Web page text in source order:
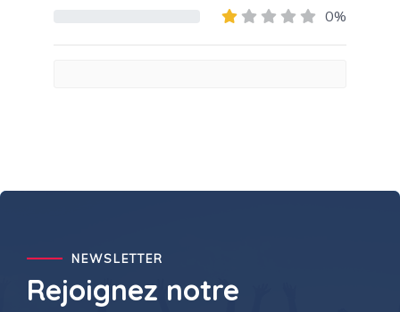
0%
NEWSLETTER
Rejoignez notre